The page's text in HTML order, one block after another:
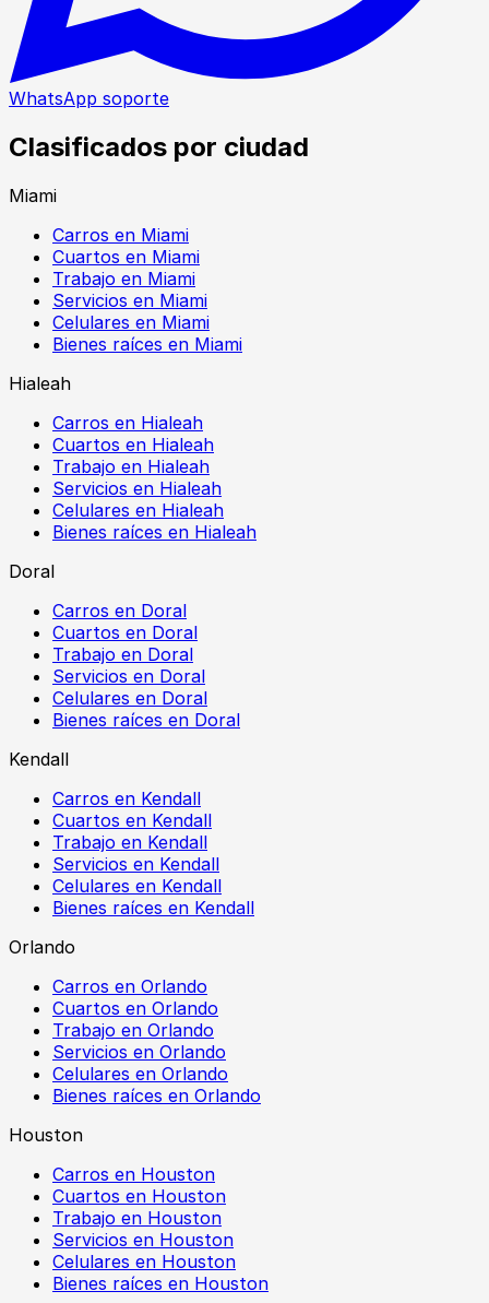
WhatsApp soporte
Clasificados por ciudad
Miami
Carros en Miami
Cuartos en Miami
Trabajo en Miami
Servicios en Miami
Celulares en Miami
Bienes raíces en Miami
Hialeah
Carros en Hialeah
Cuartos en Hialeah
Trabajo en Hialeah
Servicios en Hialeah
Celulares en Hialeah
Bienes raíces en Hialeah
Doral
Carros en Doral
Cuartos en Doral
Trabajo en Doral
Servicios en Doral
Celulares en Doral
Bienes raíces en Doral
Kendall
Carros en Kendall
Cuartos en Kendall
Trabajo en Kendall
Servicios en Kendall
Celulares en Kendall
Bienes raíces en Kendall
Orlando
Carros en Orlando
Cuartos en Orlando
Trabajo en Orlando
Servicios en Orlando
Celulares en Orlando
Bienes raíces en Orlando
Houston
Carros en Houston
Cuartos en Houston
Trabajo en Houston
Servicios en Houston
Celulares en Houston
Bienes raíces en Houston